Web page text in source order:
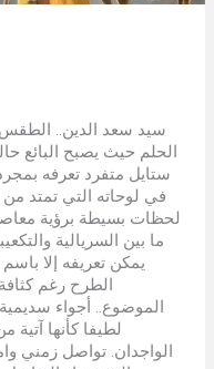
سيد سعد الدين..
الحلم حيث يصبح البائع
ستايل متفرد تعرفه
في لوحاته التي تمتد من
لحظات بسيطة برؤية
ما بين السريالية
يمكن تعريفه إلا
الطرح رغم
الموضوع.. أجواء
لطيفا كأنها
الواجدان. تواصل زمني